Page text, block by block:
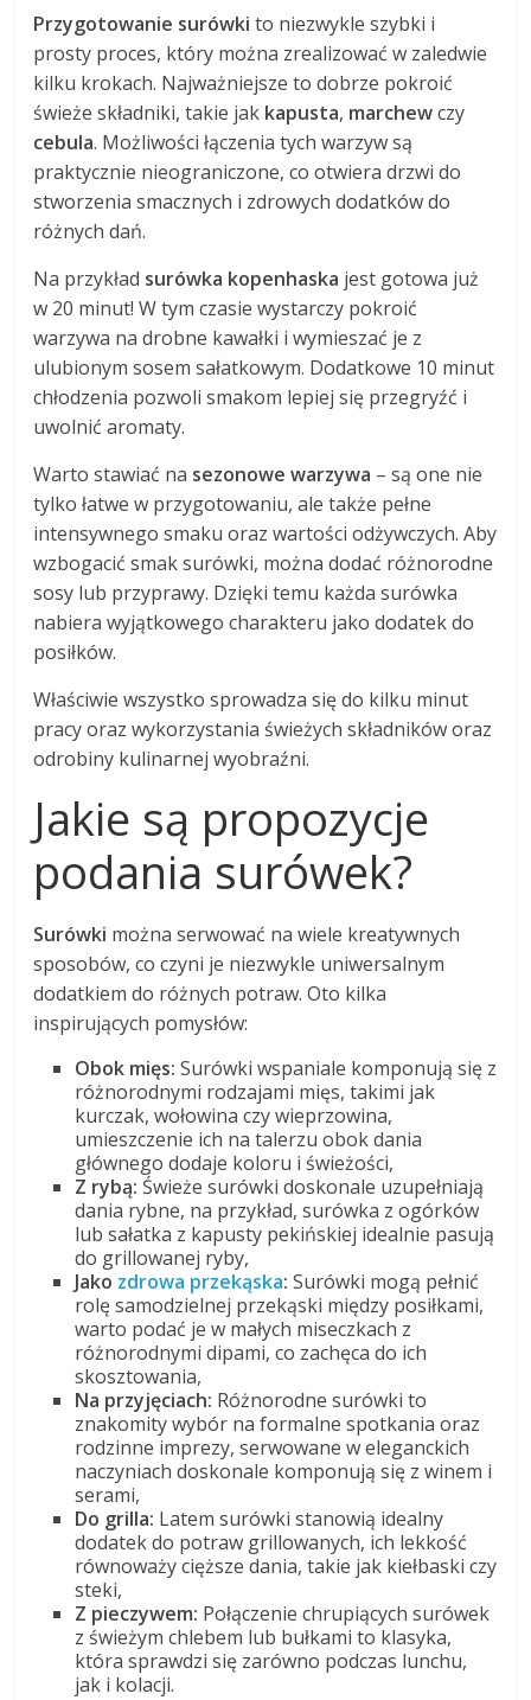
Przygotowanie surówki to niezwykle szybki i
prosty proces, który można zrealizować w zaledwie
kilku krokach. Najważniejsze to dobrze pokroić
świeże składniki, takie jak kapusta, marchewczy
cebula. Możliwości łączenia tych warzyw są
praktycznie nieograniczone, co otwiera drzwi do
stworzenia smacznych i zdrowych dodatków do
różnych dań.
Na przykład surówka kopenhaska jest gotowa już
w 20 minut! W tym czasie wystarczy pokroić
warzywa na drobne kawałki i wymieszać je z
ulubionym sosem sałatkowym. Dodatkowe 10 minut
chłodzenia pozwoli smakom lepiej się przegryźć i
uwolnić aromaty.
Warto stawiać na sezonowe warzywa – są one nie
tylko łatwe w przygotowaniu, ale także pełne
intensywnego smaku oraz wartości odżywczych. Aby
wzbogacić smak surówki, można dodać różnorodne
sosy lub przyprawy. Dzięki temu każda surówka
nabiera wyjątkowego charakteru jako dodatek do
posiłków.
Właściwie wszystko sprowadza się do kilku minut
pracy oraz wykorzystania świeżych składników oraz
odrobiny kulinarnej wyobraźni.
Jakie są propozycje
podania surówek?
Surówki można serwować na wiele kreatywnych
sposobów, co czyni je niezwykle uniwersalnym
dodatkiem do różnych potraw. Oto kilka
inspirujących pomysłów:
Obok mięs: Surówki wspaniale komponują się z
różnorodnymi rodzajami mięs, takimi jak
kurczak, wołowina czy wieprzowina,
umieszczenie ich na talerzu obok dania
głównego dodaje koloru i świeżości,
Z rybą: Świeże surówki doskonale uzupełniają
dania rybne, na przykład, surówka z ogórków
lub sałatka z kapusty pekińskiej idealnie pasują
do grillowanej ryby,
Jako zdrowa przekąska: Surówki mogą pełnić
rolę samodzielnej przekąski między posiłkami,
warto podać je w małych miseczkach z
różnorodnymi dipami, co zachęca do ich
skosztowania,
Na przyjęciach: Różnorodne surówki to
znakomity wybór na formalne spotkania oraz
rodzinne imprezy, serwowane w eleganckich
naczyniach doskonale komponują się z winem i
serami,
Do grilla: Latem surówki stanowią idealny
dodatek do potraw grillowanych, ich lekkość
równoważy cięższe dania, takie jak kiełbaski czy
steki,
Z pieczywem: Połączenie chrupiących surówek
z świeżym chlebem lub bułkami to klasyka,
która sprawdzi się zarówno podczas lunchu,
jak i kolacji.